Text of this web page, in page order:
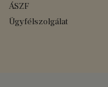
ÁSZF
Ügyfélszolgálat